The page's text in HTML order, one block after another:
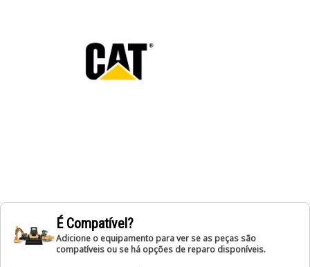
É Compatível?
Adicione o equipamento para ver se as peças são
compatíveis ou se há opções de reparo disponíveis.